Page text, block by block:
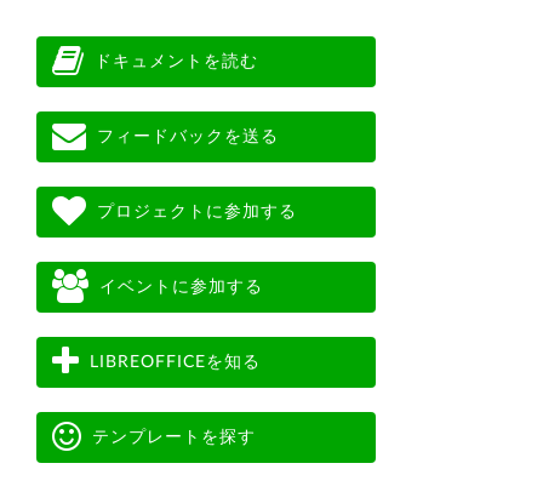
ドキュメントを読む
フィードバックを送る
プロジェクトに参加する
イベントに参加する
LIBREOFFICEを知る
テンプレートを探す